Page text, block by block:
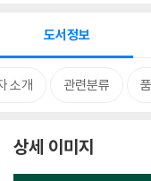
도서정보
소개 관련분류
상세 이미지